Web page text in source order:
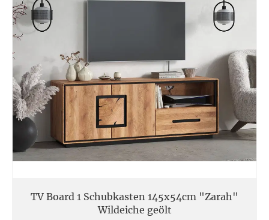
TV Board 1 Schubkasten 145x54cm "Zarah"
Wildeiche geölt